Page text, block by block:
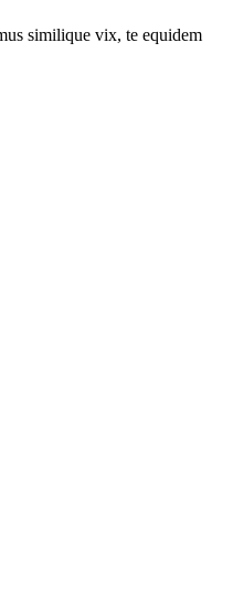
similique vix, te equidem